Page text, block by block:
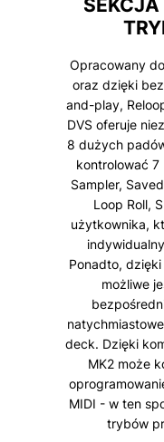
Opracowany
oraz dzięki
and-play,
DVS oferuje
8 dużych
kontrolować
Sampler,
Loop Roll,
użytkownika,
Ponadto,
możliwe
deck. Dzięki
MK2 może
MIDI - w ten
trybów